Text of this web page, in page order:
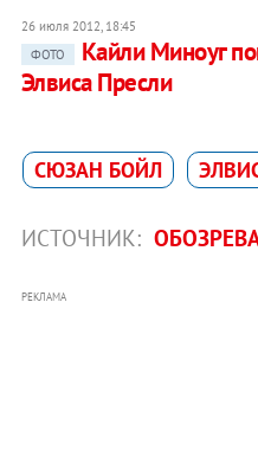
26 июля 2012, 18:45
ФОТО
Кайли Миноуг
Элвиса Пресли
СЮЗАН БОЙЛ
ИСТОЧНИК:
РЕКЛАМА